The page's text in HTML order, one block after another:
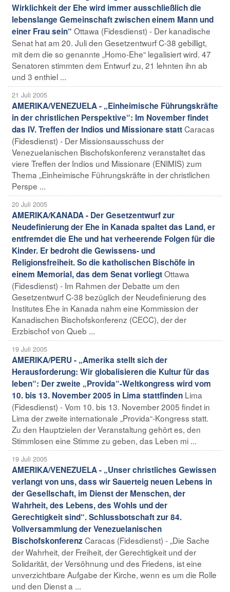
Wirklichkeit der Ehe wird immer ausschließlich die
lebenslange Gemeinschaft zwischen einem Mann und
einer Frau sein“ Ottawa (Fidesdienst) - Der kanadische
Senat hat am 20. Juli den Gesetzentwurf C-38 gebilligt,
mit dem die so genannte „Homo-Ehe“ legalisiert wird. 47
Senatoren stimmten dem Entwurf zu, 21 lehnten ihn ab
und 3 enthiel ...
21 Juli 2005
AMERIKA/VENEZUELA - „Einheimische Führungskräfte
in der christlichen Perspektive“: Im November findet
das IV. Treffen der Indios und Missionare stattCaracas
(Fidesdienst) - Der Missionsausschuss der
Venezuelanischen Bischofskonferenz veranstaltet das
viere Treffen der Indios und Missionare (ENIMIS) zum
Thema „Einheimische Führungskräfte in der christlichen
Perspe ...
20 Juli 2005
AMERIKA/KANADA - Der Gesetzentwurf zur
Neudefinierung der Ehe in Kanada spaltet das Land, er
entfremdet die Ehe und hat verheerende Folgen für die
Kinder. Er bedroht die Gewissens- und
Religionsfreiheit. So die katholischen Bischöfe in
einem Memorial, das dem Senat vorliegtOttawa
(Fidesdienst) - Im Rahmen der Debatte um den
Gesetzentwurf C-38 bezüglich der Neudefinierung des
Institutes Ehe in Kanada nahm eine Kommission der
Kanadischen Bischofskonferenz (CECC), der der
Erzbischof von Queb ...
19 Juli 2005
AMERIKA/PERU - „Amerika stellt sich der
Herausforderung: Wir globalisieren die Kultur für das
leben“: Der zweite „Provida“-Weltkongress wird vom
10. bis 13. November 2005 in Lima stattfinden Lima
(Fidesdienst) - Vom 10. bis 13. November 2005 findet in
Lima der zweite internationale „Provida“-Kongress statt.
Zu den Hauptzielen der Veranstaltung gehört es, den
Stimmlosen eine Stimme zu geben, das Leben mi ...
19 Juli 2005
AMERIKA/VENEZUELA - „Unser christliches Gewissen
verlangt von uns, dass wir Sauerteig neuen Lebens in
der Gesellschaft, im Dienst der Menschen, der
Wahrheit, des Lebens, des Wohls und der
Gerechtigkeit sind“. Schlussbotschaft zur 84.
Vollversammlung der Venezuelanischen
BischofskonferenzCaracas (Fidesdienst) - „Die Sache
der Wahrheit, der Freiheit, der Gerechtigkeit und der
Solidarität, der Versöhnung und des Friedens, ist eine
unverzichtbare Aufgabe der Kirche, wenn es um die Rolle
und den Dienst a ...